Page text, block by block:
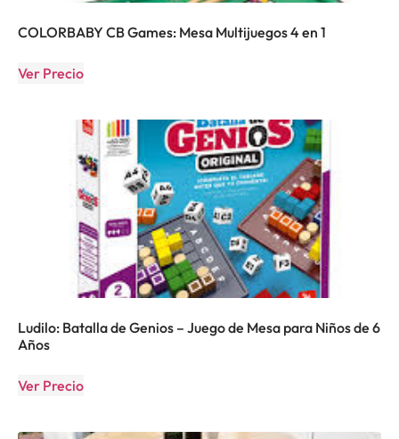
COLORBABY CB Games: Mesa Multijuegos 4 en 1
Ver Precio
Ludilo: Batalla de Genios – Juego de Mesa para Niños de 6
Años
Ver Precio